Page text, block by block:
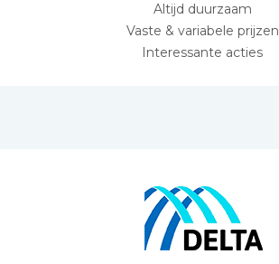
Altijd duurzaam
Vaste & variabele prijzen
Interessante acties